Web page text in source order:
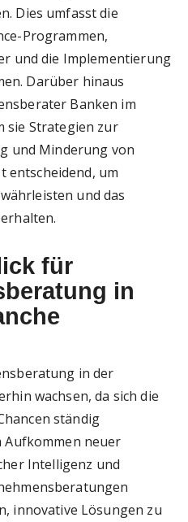
Dies umfasst die
Programmen,
und die Implementierung
Darüber hinaus
Banken im
sie Strategien zur
und Minderung von
entscheidend, um
und das
für
in
in der
wachsen, da sich die
ständig
Aufkommen neuer
Intelligenz und
innovative Lösungen zu